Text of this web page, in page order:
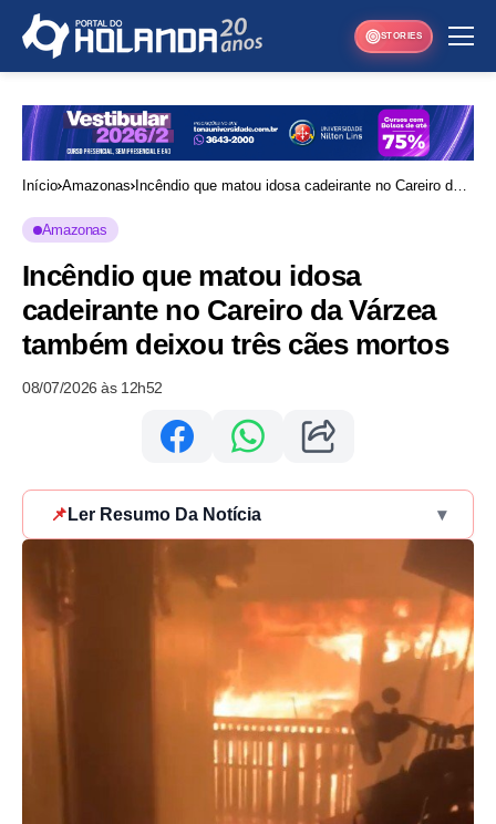
STORIES
Início Amazonas Incêndio que matou idosa cadeirante no Careiro da
Amazonas
Incêndio que matou idosa
cadeirante no Careiro da Várzea
também deixou três cães mortos
08/07/2026 às 12h52
📌 Ler Resumo Da Notícia ▾